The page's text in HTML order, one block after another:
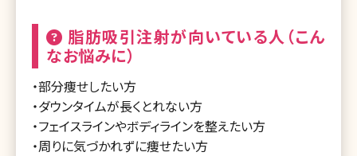
脂肪吸引注射が向いている人（こん
なお悩みに）
・部分痩せしたい方
・ダウンタイムが長くとれない方
・フェイスラインやボディラインを整えたい方
・周りに気づかれずに痩せたい方